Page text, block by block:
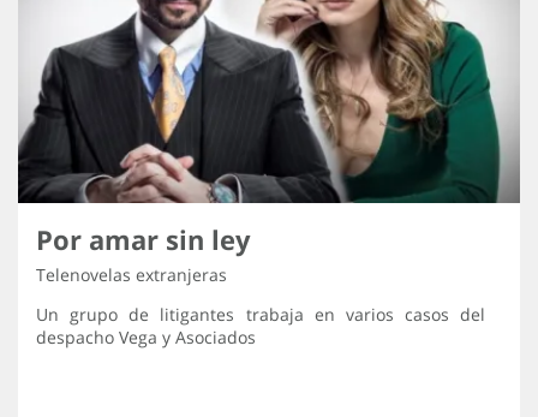
Por amar sin ley
Telenovelas extranjeras
Un grupo de litigantes trabaja en varios casos del
despacho Vega y Asociados